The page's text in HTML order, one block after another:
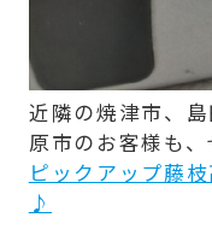
近隣の焼津市、
原市のお客様も
ピックアップ藤
♪